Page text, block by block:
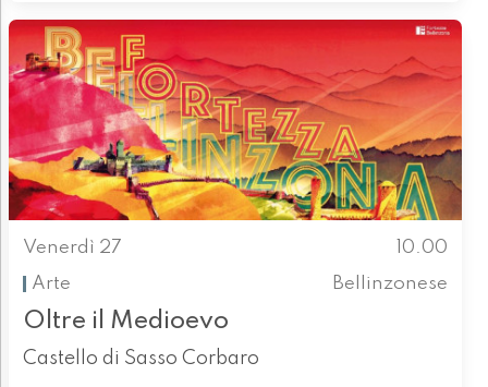
Venerdì 27
10.00
Arte
Bellinzonese
Oltre il Medioevo
Castello di Sasso Corbaro